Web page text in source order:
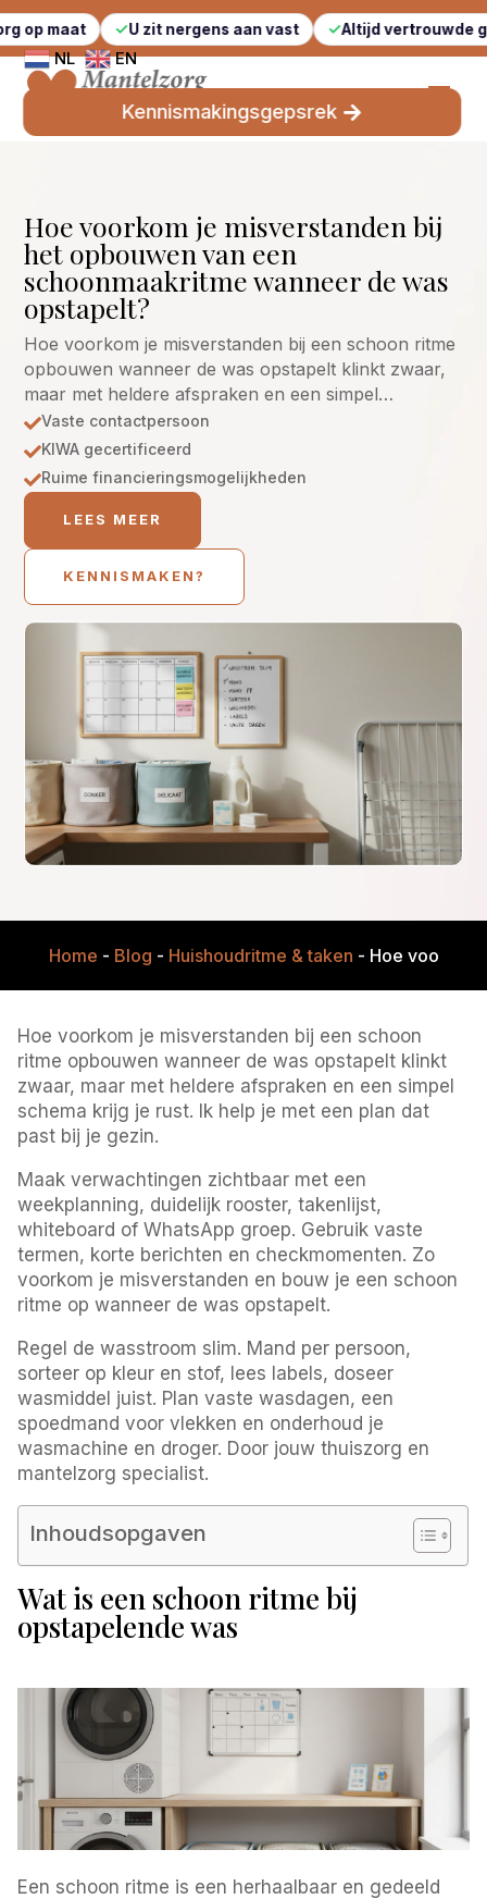
U zit nergens aan vast Altijd vertrouwde gezichten
NL EN
Kennismakingsgepsrek
Hoe voorkom je misverstanden bij
het opbouwen van een
schoonmaakritme wanneer de was
opstapelt?
Hoe voorkom je misverstanden bij een schoon ritme
opbouwen wanneer de was opstapelt klinkt zwaar,
maar met heldere afspraken en een simpel…
Vaste contactpersoon
KIWA gecertificeerd
Ruime financieringsmogelijkheden
LEES MEER
KENNISMAKEN?
Home - Blog - Huishoudritme & taken - Hoe voorkom
Hoe voorkom je misverstanden bij een schoon
ritme opbouwen wanneer de was opstapelt klinkt
zwaar, maar met heldere afspraken en een simpel
schema krijg je rust. Ik help je met een plan dat
past bij je gezin.
Maak verwachtingen zichtbaar met een
weekplanning, duidelijk rooster, takenlijst,
whiteboard of WhatsApp groep. Gebruik vaste
termen, korte berichten en checkmomenten. Zo
voorkom je misverstanden en bouw je een schoon
ritme op wanneer de was opstapelt.
Regel de wasstroom slim. Mand per persoon,
sorteer op kleur en stof, lees labels, doseer
wasmiddel juist. Plan vaste wasdagen, een
spoedmand voor vlekken en onderhoud je
wasmachine en droger. Door jouw thuiszorg en
mantelzorg specialist.
Inhoudsopgaven
Wat is een schoon ritme bij
opstapelende was
Een schoon ritme is een herhaalbaar en gedeeld